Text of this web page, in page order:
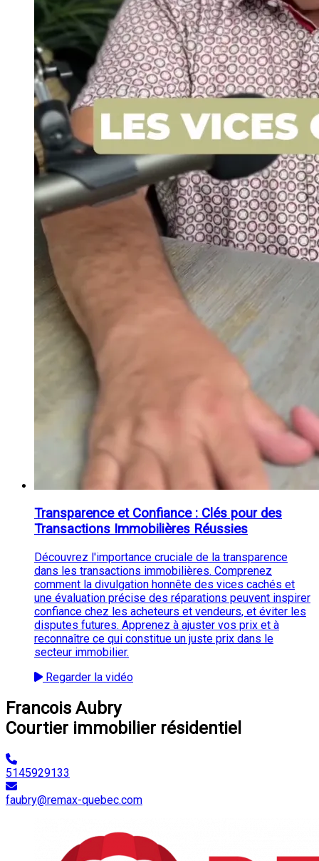
Transparence et Confiance : Clés pour des
Transactions Immobilières Réussies
Découvrez l'importance cruciale de la transparence
dans les transactions immobilières. Comprenez
comment la divulgation honnête des vices cachés et
une évaluation précise des réparations peuvent inspirer
confiance chez les acheteurs et vendeurs, et éviter les
disputes futures. Apprenez à ajuster vos prix et à
reconnaître ce qui constitue un juste prix dans le
secteur immobilier.
Regarder la vidéo
Francois Aubry
Courtier immobilier résidentiel
5145929133
faubry@remax-quebec.com